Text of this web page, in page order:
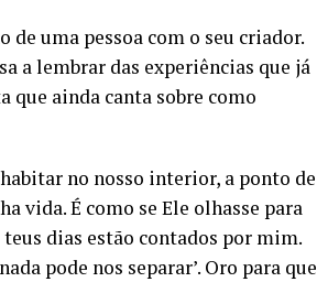
de uma pessoa com o seu criador.
a lembrar das experiências que já
que ainda canta sobre como
no nosso interior, a ponto de
vida. É como se Ele olhasse para
dias estão contados por mim.
pode nos separar’. Oro para que